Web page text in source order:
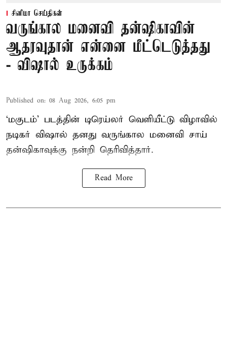
சினிமா செய்திகள்
வருங்கால மனைவி தன்ஷிகாவின்
ஆதரவுதான் என்னை மீட்டெடுத்தது
- விஷால் உருக்கம்
Published on: 08 Aug 2026, 6:05 pm
‘மகுடம்’ படத்தின் டிரெய்லர் வெளியீட்டு விழாவில்
நடிகர் விஷால் தனது வருங்கால மனைவி சாய்
தன்ஷிகாவுக்கு நன்றி தெரிவித்தார்.
Read More